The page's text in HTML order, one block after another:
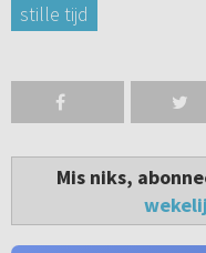
stille tijd
Mis niks,